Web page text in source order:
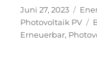
Veröffentlicht
am
Juni 27, 2023
Photovoltaik PV
Erneuerbar,